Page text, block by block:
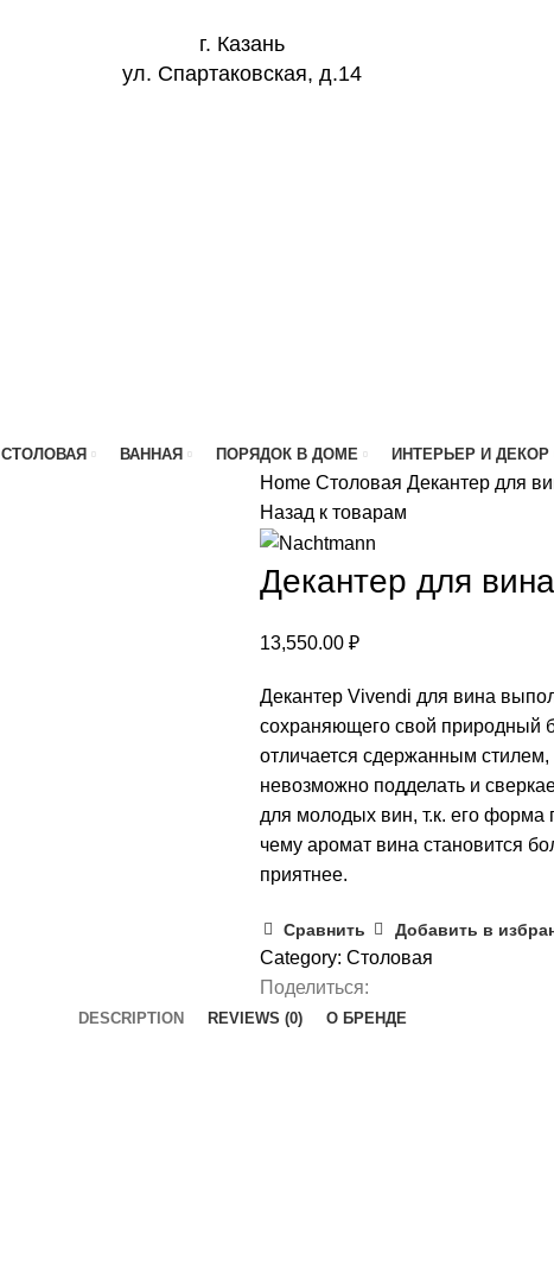
г. Казань
ул. Спартаковская, д.14
СТОЛОВАЯ ВАННАЯ ПОРЯДОК В ДОМЕ ИНТЕРЬЕР И ДЕКОР
Home Столовая Декантер для
Назад к товарам
Декантер для
13,550.00 ₽
Декантер Vivendi для вина
сохраняющего свой природный
отличается сдержанным стилем,
невозможно подделать и
для молодых вин, т.к. его форма
чему аромат вина становится
приятнее.
Сравнить Добавить в
Category: Столовая
Поделиться:
DESCRIPTION REVIEWS (0) О БРЕНДЕ